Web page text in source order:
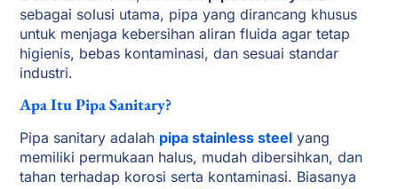
sebagai solusi utama, pipa yang dirancang khusus
untuk menjaga kebersihan aliran fluida agar tetap
higienis, bebas kontaminasi, dan sesuai standar
industri.
Apa Itu Pipa Sanitary?
Pipa sanitary adalah pipa stainless steel yang
memiliki permukaan halus, mudah dibersihkan, dan
tahan terhadap korosi serta kontaminasi. Biasanya